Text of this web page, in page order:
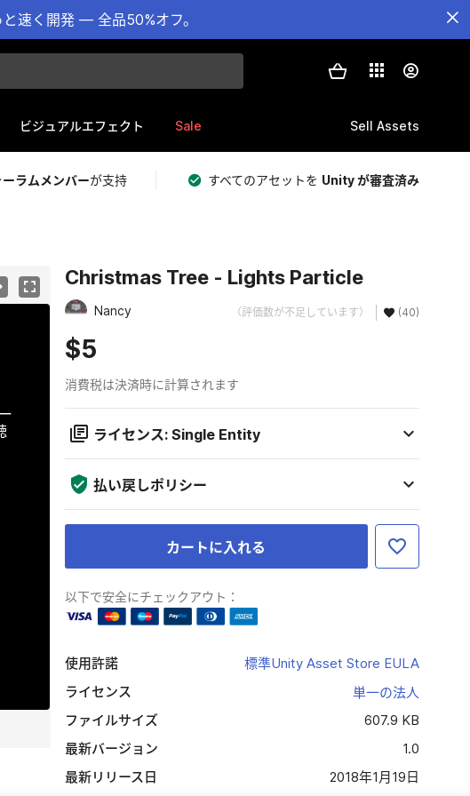
速く開発 — 全品50%オフ。
ビジュアルエフェクト Sale Sell Assets
ラムメンバーが支持 すべてのアセットを Unity が審査済み
Christmas Tree - Lights Particle
Nancy （評価数が不足しています） (40)
$5
消費税は決済時に計算されます
ライセンス: Single Entity
払い戻しポリシー
カートに入れる
以下で安全にチェックアウト：
使用許諾
標準Unity Asset Store EULA
ライセンス
単一の法人
ファイルサイズ
607.9 KB
最新バージョン
1.0
最新リリース日
2018年1月19日